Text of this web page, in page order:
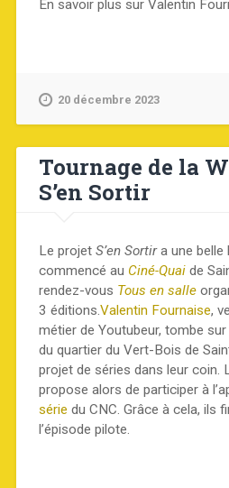
En savoir plus sur Valentin
20 décembre 2023
Tournage de la
S’en Sortir
Le projet S’en Sortira une belle
commencé au Ciné-Quaide
rendez-vous Tous en salle
3 éditions.Valentin Fournaise,
métier de Youtubeur, tombe
du quartier du Vert-Bois de
projet de séries dans leur coin.
propose alors de participer à
série du CNC. Grâce à cela, ils
l’épisode pilote.